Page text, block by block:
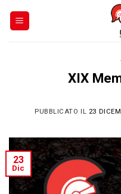
XIX
PUBBLICATO IL 23
23
Dic